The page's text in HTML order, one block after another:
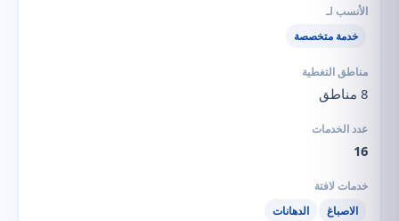
خدمة متخصصة
8 مناطق
16
الاصباغ الدهانات